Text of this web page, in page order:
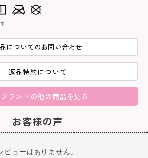
についてのお問い合わせ
返品特約について
ランドの他の商品を見る
お客様の声
ビューはありません。